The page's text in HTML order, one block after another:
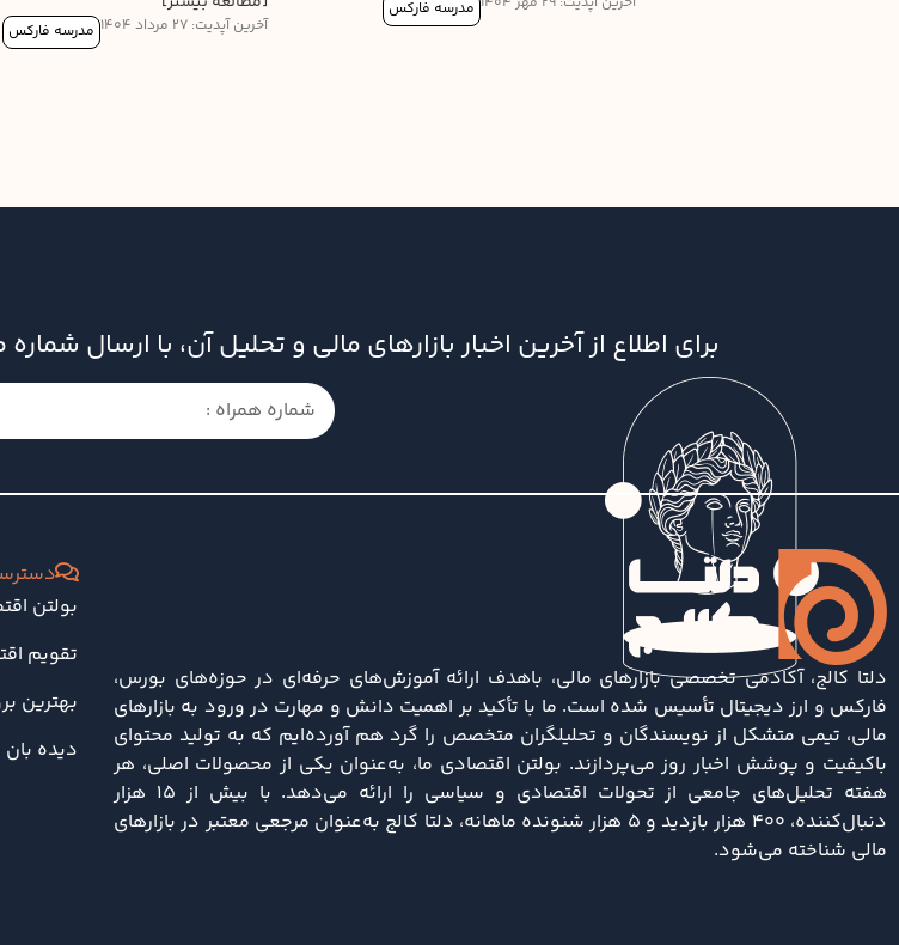
مدرسه فارکس
مدرسه فارکس آخرین آپدیت: 27 مرداد 1404
برای اطلاع از آخرین اخبار بازارهای مالی و تحلیل آن، با ارسال
دلتا کالج، آکادمی تخصصی بازارهای مالی، باهدف ارائه آموزش‌های حرفه‌ای در حوزه‌های بورس،
فارکس و ارز دیجیتال تأسیس شده است. ما با تأکید بر اهمیت دانش و مهارت در ورود به بازارهای
مالی، تیمی متشکل از نویسندگان و تحلیلگران متخصص را گرد هم آورده‌ایم که به تولید محتوای
باکیفیت و پوشش اخبار روز می‌پردازند. بولتن اقتصادی ما، به‌عنوان یکی از محصولات اصلی، هر
هفته تحلیل‌های جامعی از تحولات اقتصادی و سیاسی را ارائه می‌دهد. با بیش از ۱۵ هزار
دنبال‌کننده، ۴۰۰ هزار بازدید و ۵ هزار شنونده ماهانه، دلتا کالج به‌عنوان مرجعی معتبر در بازارهای
مالی شناخته می‌شود.
بولتن
تقویم
بهترین
دیده بان